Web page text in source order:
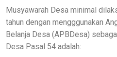
Musyawarah Desa minimal
tahun dengan mengggunakan
Belanja Desa (APBDesa)
Desa Pasal 54 adalah: